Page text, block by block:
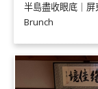
半島盡收眼底｜屏
Brunch